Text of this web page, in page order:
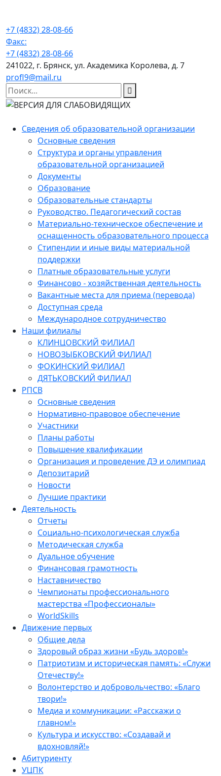
+7 (4832) 28-08-66
Факс:
+7 (4832) 28-08-66
241022, г. Брянск, ул. Академика Королева, д. 7
profl9@mail.ru
Сведения об образовательной организации
Основные сведения
Структура и органы управления
образовательной организацией
Документы
Образование
Образовательные стандарты
Руководство. Педагогический состав
Материально-техническое обеспечение и
оснащенность образовательного процесса
Стипендии и иные виды материальной
поддержки
Платные образовательные услуги
Финансово - хозяйственная деятельность
Вакантные места для приема (перевода)
Доступная среда
Международное сотрудничество
Наши филиалы
КЛИНЦОВСКИЙ ФИЛИАЛ
НОВОЗЫБКОВСКИЙ ФИЛИАЛ
ФОКИНСКИЙ ФИЛИАЛ
ДЯТЬКОВСКИЙ ФИЛИАЛ
РПСВ
Основные сведения
Нормативно-правовое обеспечение
Участники
Планы работы
Повышение квалификации
Организация и проведение ДЭ и олимпиад
Депозитарий
Новости
Лучшие практики
Деятельность
Отчеты
Социально-психологическая служба
Методическая служба
Дуальное обучение
Финансовая грамотность
Наставничество
Чемпионаты профессионального
мастерства «Профессионалы»
WorldSkills
Движение первых
Общие дела
Здоровый образ жизни «Будь здоров!»
Патриотизм и историческая память: «Служи
Отечеству!»
Волонтерство и добровольчество: «Благо
твори!»
Медиа и коммуникации: «Расскажи о
главном!»
Культура и искусство: «Создавай и
вдохновляй!»
Абитуриенту
УЦПК